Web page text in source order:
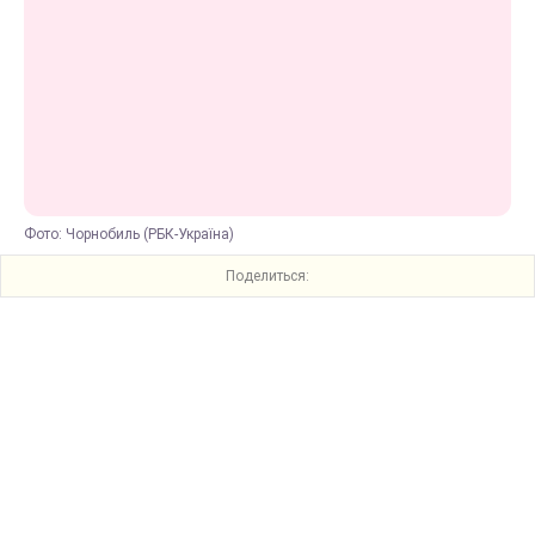
Фото: Чорнобиль (РБК-Україна)
Поделиться: